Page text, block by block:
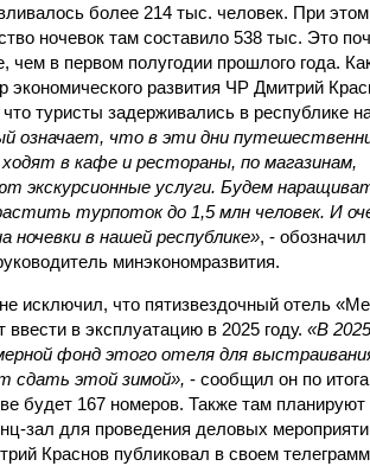
более 214 тыс. человек. При
ночевок там составило 538 тыс. Это
чем в первом полугодии прошлого года.
экономического развития ЧР Дмитрий
туристы задерживались в республике
означает, что в эти дни
в кафе и рестораны, по магазинам,
экскурсионные услуги. Будем
турпоток до 1,5 млн человек. И
в нашей республике», - обозначил
минэкономразвития.
исключил, что пятизвездочный отель
в эксплуатацию в 2025 году. «В
фонд этого отеля для
сдать этой зимой», - сообщил он по
будет 167 номеров. Также там планируют
зал для проведения деловых
Краснов публиковал в своем